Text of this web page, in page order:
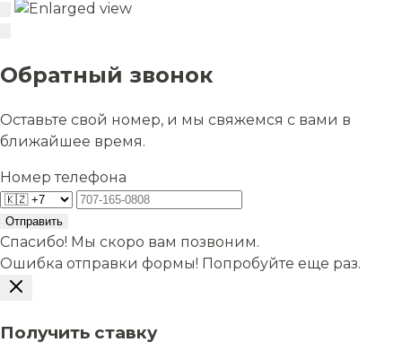
Обратный звонок
Оставьте свой номер, и мы свяжемся с вами в
ближайшее время.
Номер телефона
Отправить
Спасибо! Мы скоро вам позвоним.
Ошибка отправки формы! Попробуйте еще раз.
Получить ставку